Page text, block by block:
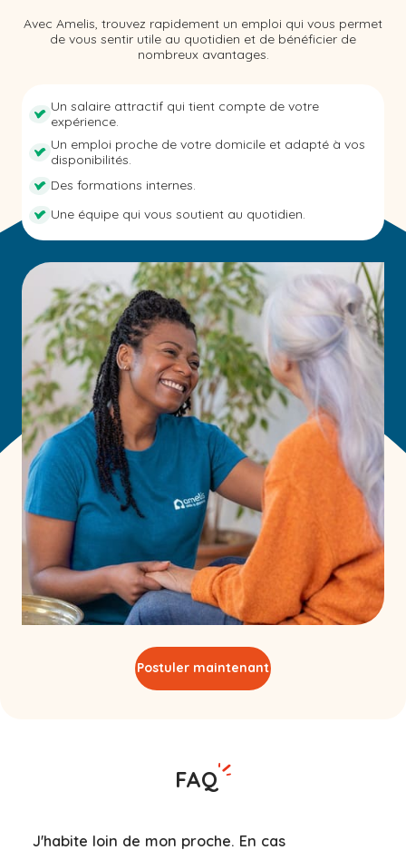
Avec Amelis, trouvez rapidement un emploi qui vous permet
de vous sentir utile au quotidien et de bénéficier de
nombreux avantages.
Un salaire attractif qui tient compte de votre
expérience.
Un emploi proche de votre domicile et adapté à vos
disponibilités.
Des formations internes.
Une équipe qui vous soutient au quotidien.
Postuler maintenant
FAQ
J'habite loin de mon proche. En cas